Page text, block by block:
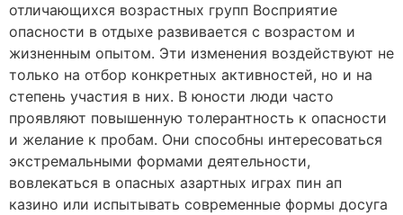
отличающихся возрастных групп Восприятие
опасности в отдыхе развивается с возрастом и
жизненным опытом. Эти изменения воздействуют не
только на отбор конкретных активностей, но и на
степень участия в них. В юности люди часто
проявляют повышенную толерантность к опасности
и желание к пробам. Они способны интересоваться
экстремальными формами деятельности,
вовлекаться в опасных азартных играх пин ап
казино или испытывать современные формы досуга